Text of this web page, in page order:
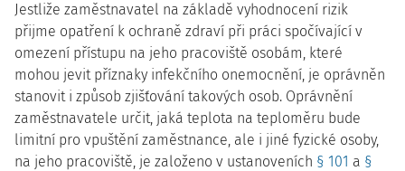
Jestliže zaměstnavatel na základě vyhodnocení rizik
přijme opatření k ochraně zdraví při práci spočívající v
omezení přístupu na jeho pracoviště osobám, které
mohou jevit příznaky infekčního onemocnění, je oprávněn
stanovit i způsob zjišťování takových osob. Oprávnění
zaměstnavatele určit, jaká teplota na teploměru bude
limitní pro vpuštění zaměstnance, ale i jiné fyzické osoby,
na jeho pracoviště, je založeno v ustanoveních § 101 a §